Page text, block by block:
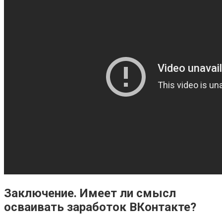
Заключение. Имеет ли смысл
осваивать заработок ВКонтакте?